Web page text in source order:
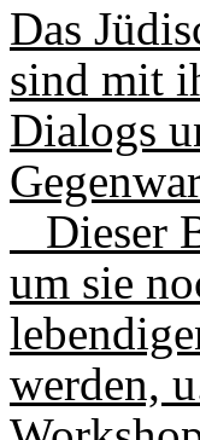
Das
sind mit
Dialogs
Dieser
um sie
werden,